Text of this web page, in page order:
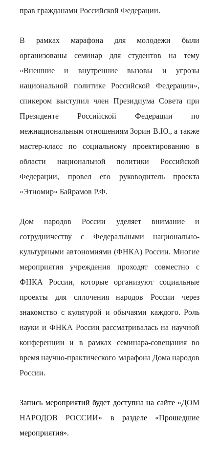
прав гражданами Российской Федерации.
В рамках марафона для молодежи были
организованы семинар для студентов на тему
«Внешние и внутренние вызовы и угрозы
национальной политике Российской Федерации»,
спикером выступил член Президиума Совета при
Президенте Российской Федерации по
межнациональным отношениям Зорин В.Ю., а также
мастер-класс по социальному проектированию в
области национальной политики Российской
Федерации, провел его руководитель проекта
«Этномир» Байрамов Р.Ф.
Дом народов России уделяет внимание и
сотрудничеству с Федеральными национально-
культурными автономиями (ФНКА) России. Многие
мероприятия учреждения проходят совместно с
ФНКА России, которые организуют социальные
проекты для сплочения народов России через
знакомство с культурой и обычаями каждого. Роль
науки и ФНКА России рассматривалась на научной
конференции и в рамках семинара-совещания во
время научно-практического марафона Дома народов
России.
Запись мероприятий будет доступна на сайте «ДОМ
НАРОДОВ РОССИИ» в разделе «Прошедшие
мероприятия».